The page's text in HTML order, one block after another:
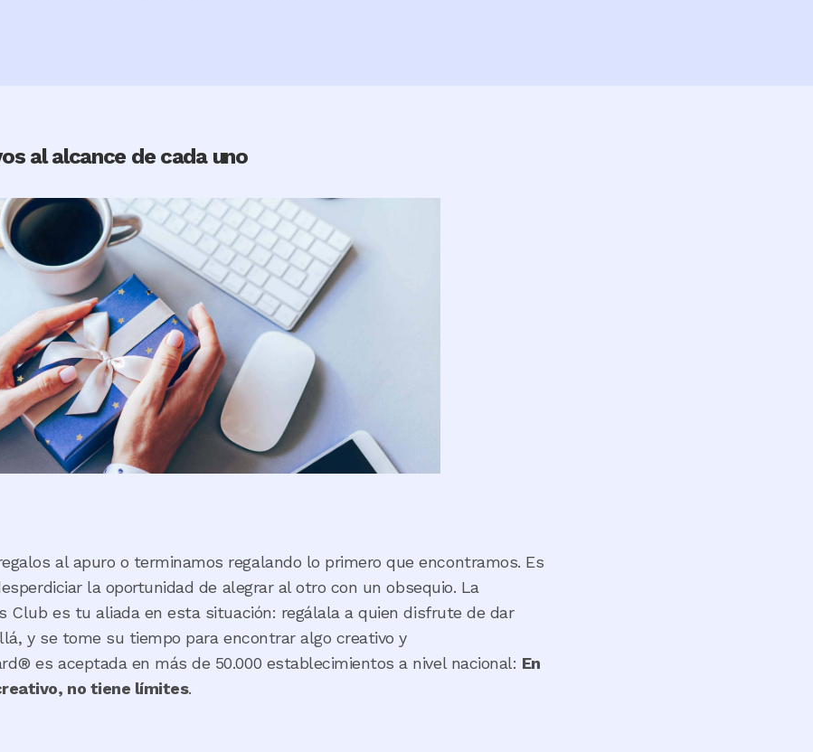
al alcance de cada uno
al apuro o terminamos regalando lo primero que encontramos. Es
la oportunidad de alegrar al otro con un obsequio. La
Club es tu aliada en esta situación: regálala a quien disfrute de dar
y se tome su tiempo para encontrar algo creativo y
es aceptada en más de 50.000 establecimientos a nivel nacional: En
no tiene límites.